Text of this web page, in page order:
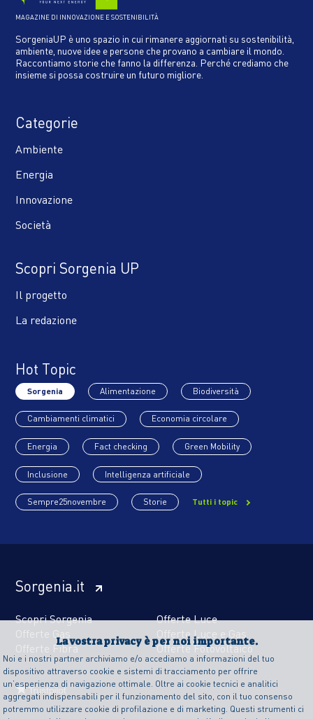
La vostra privacy è per noi importante.
Noi e i nostri partner archiviamo e/o accediamo a informazioni del tuo
dispositivo attraverso cookie e sistemi di tracciamento per offrire
un’esperienza di navigazione ottimale. Oltre ai cookie tecnici e analitici
aggregati indispensabili per il funzionamento del sito, con il tuo consenso
potremmo utilizzare cookie di profilazione e di marketing. Questi strumenti ci
MAGAZINE DI INNOVAZIONE E SOSTENIBILITÀ
SorgeniaUP è uno spazio in cui rimanere aggiornati su sostenibilità,
ambiente, nuove idee e persone che provano a cambiare il mondo.
Raccontiamo storie che fanno la differenza. Perché crediamo che
insieme si possa costruire un futuro migliore.
Categorie
Ambiente
Energia
Innovazione
Società
Scopri Sorgenia UP
Il progetto
La redazione
Hot Topic
Sorgenia Alimentazione Biodiversità
Cambiamenti climatici Economia circolare
Energia Fact checking Green Mobility
Inclusione Intelligenza artificiale
Sempre25novembre Storie Tutti i topic
Sorgenia.it
Scopri Sorgenia
Offerte Luce
Offerte Gas
Offerte Luce e Gas
Offerte Fibra
Offerte Fotovoltaico